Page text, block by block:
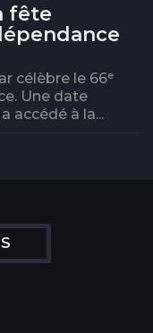
fête
célèbre le 66ᵉ
Une date
accédé à la...